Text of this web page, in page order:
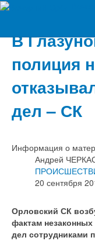
В
полиция
дел – СК
Информация о
Андрей
20 сентября
Орловский СК
фактам
дел сотрудниками